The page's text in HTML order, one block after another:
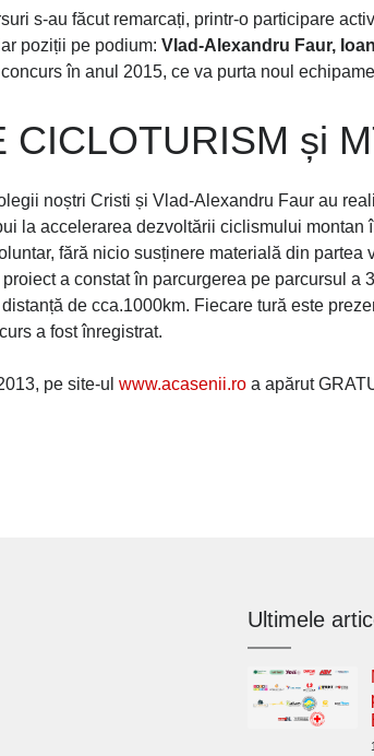
s-au făcut remarcați, printr-o participare
poziții pe podium: Vlad-Alexandru Faur,
în anul 2015, ce va purta noul
CICLOTURISM și
noștri Cristi și Vlad-Alexandru Faur au
la accelerarea dezvoltării ciclismului montan
fără nicio susținere materială din partea
a constat în parcurgerea pe parcursul a
de cca.1000km. Fiecare tură este
a fost înregistrat.
pe site-ul www.acasenii.roa apărut
Ultimele